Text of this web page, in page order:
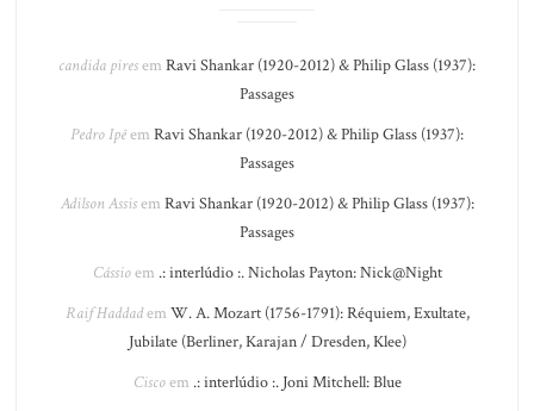
candida piresem Ravi Shankar (1920-2012) & Philip Glass (1937):
Passages
Pedro Ipêem Ravi Shankar (1920-2012) & Philip Glass (1937):
Passages
Adilson Assisem Ravi Shankar (1920-2012) & Philip Glass (1937):
Passages
Cássioem .: interlúdio :. Nicholas Payton: Nick@Night
Raif Haddadem W. A. Mozart (1756-1791): Réquiem, Exultate,
Jubilate (Berliner, Karajan / Dresden, Klee)
Ciscoem .: interlúdio :. Joni Mitchell: Blue